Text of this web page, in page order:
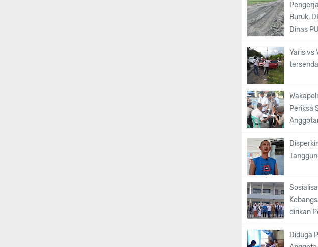
Buruk,
Dinas
Yaris vs
Periksa
dirikan
Diduga